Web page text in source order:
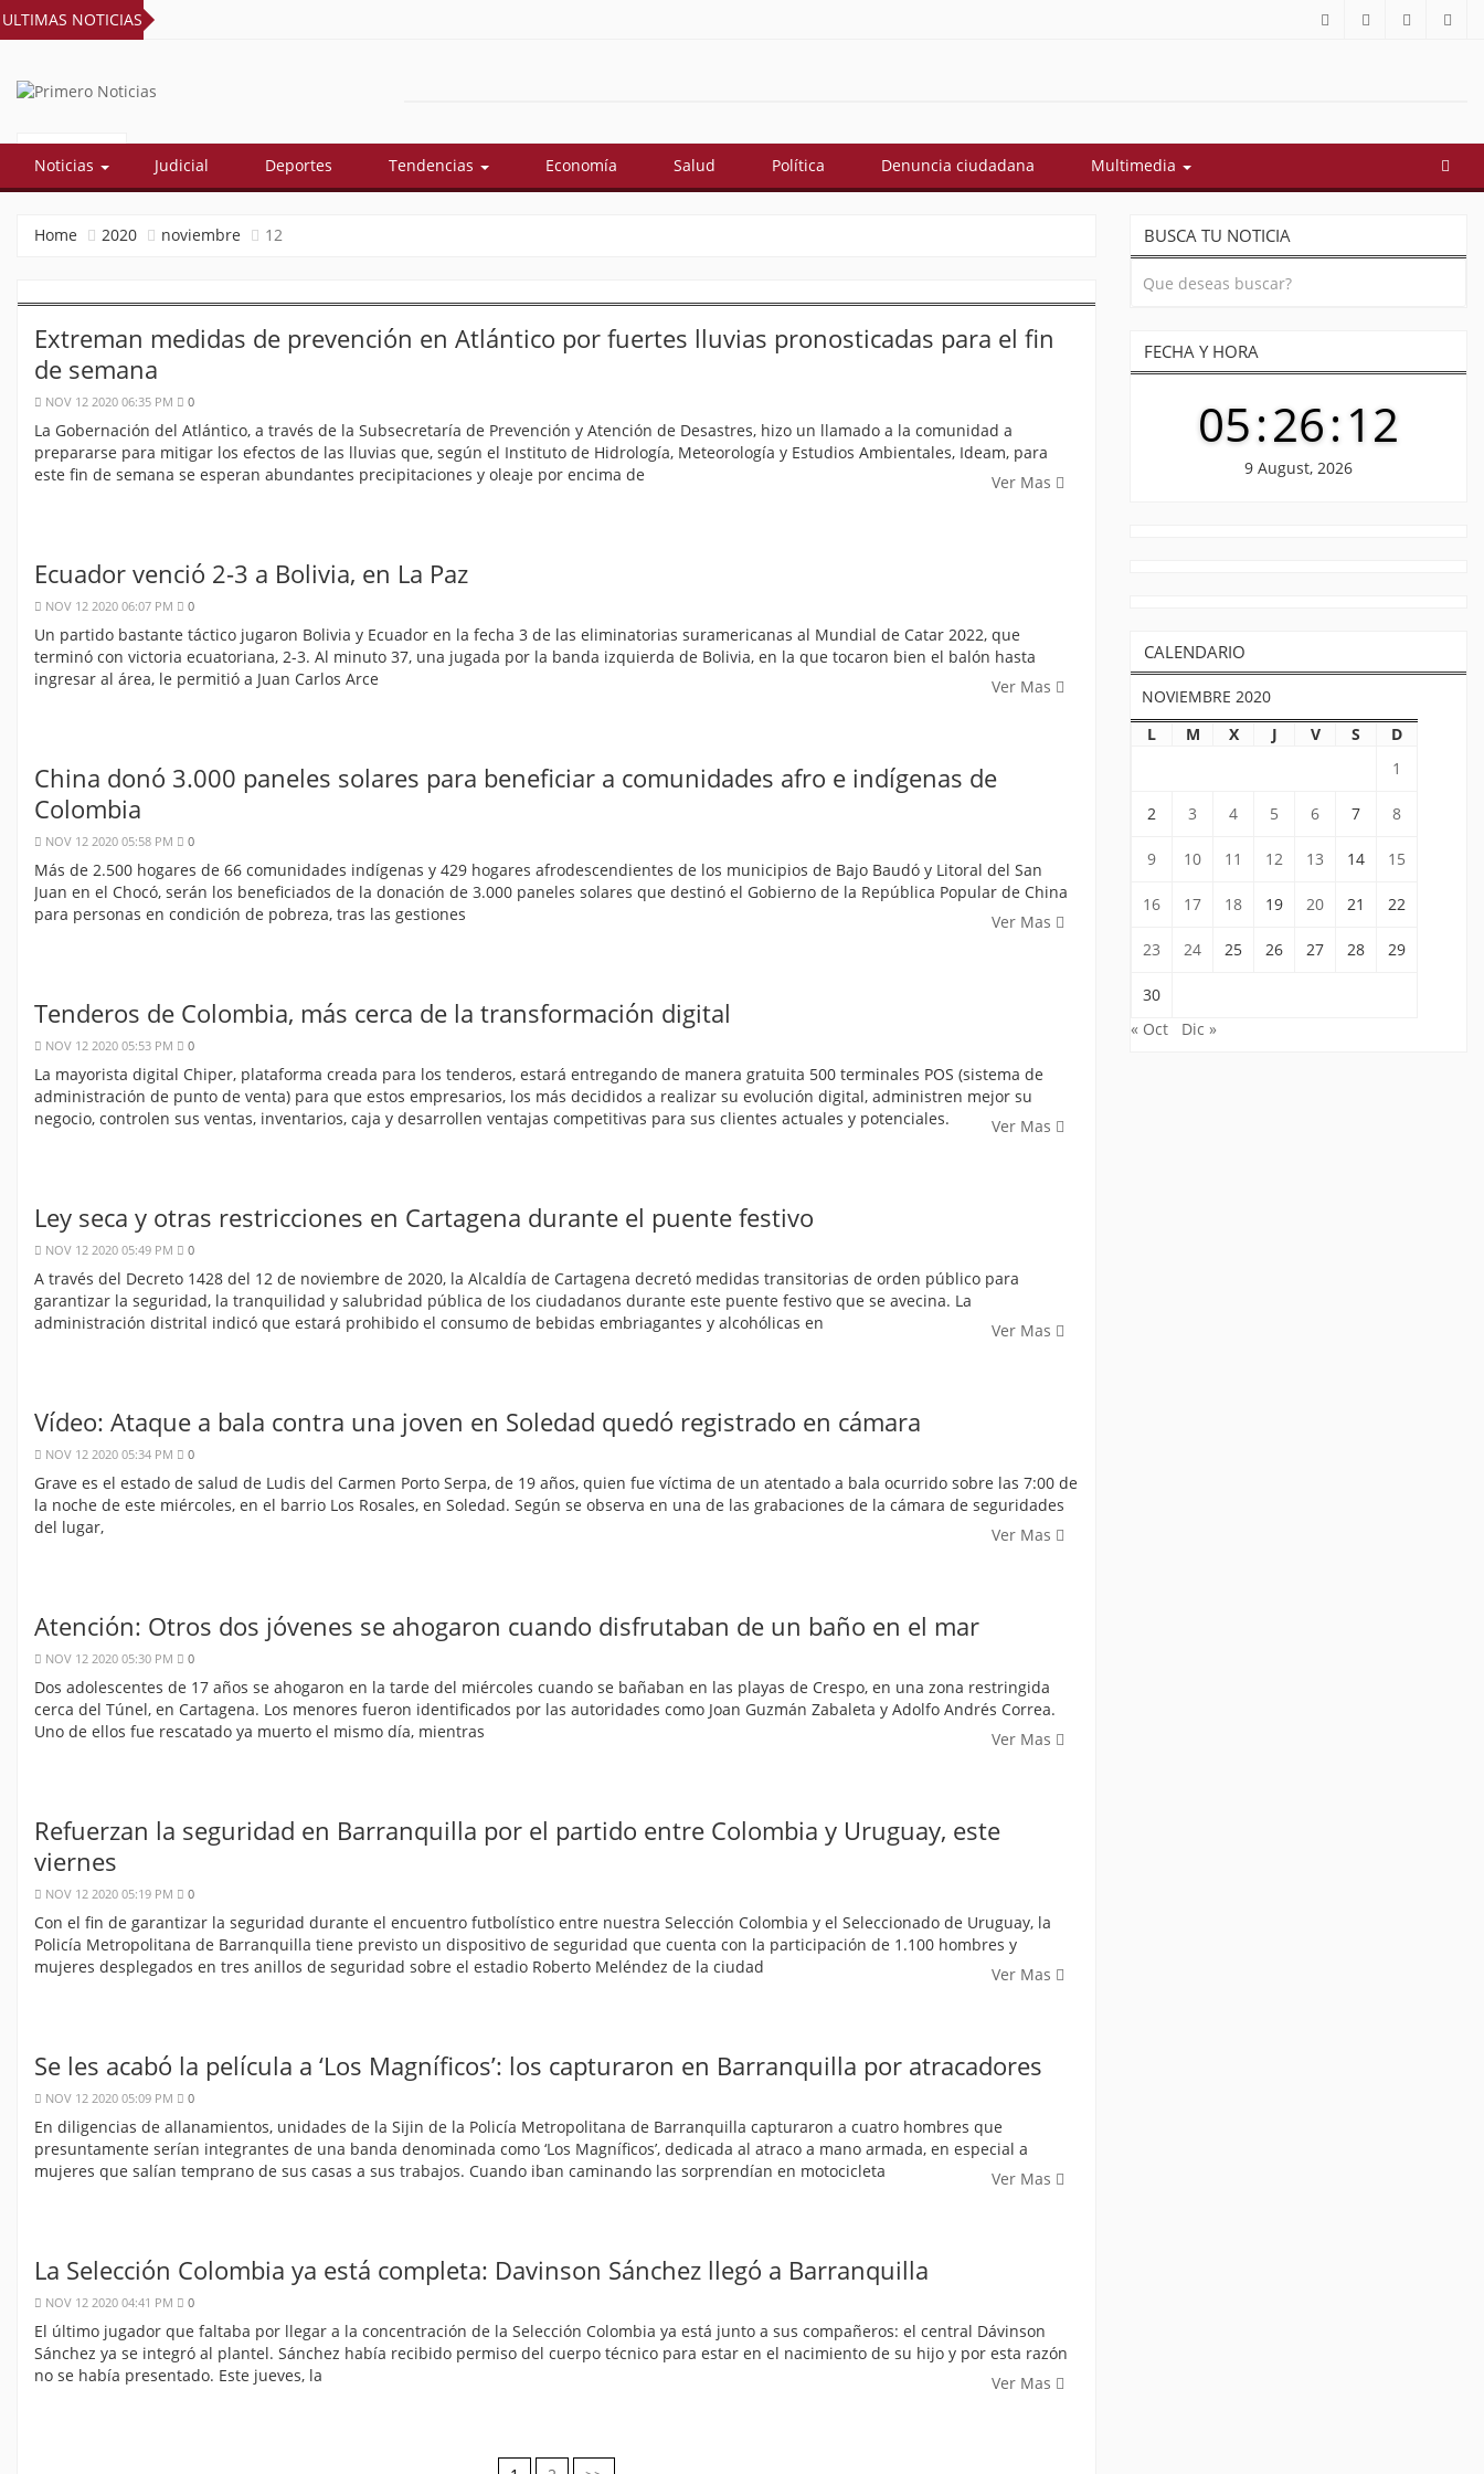
ULTIMAS NOTICIAS
NOTICIAS
Noticias Judicial Deportes Tendencias Economía Salud Política Denuncia ciudadana Multimedia
Home 2020 noviembre 12
Extreman medidas de prevención en Atlántico por fuertes lluvias pronosticadas para el fin
de semana
NOV 12 2020 06:35 PM 0
La Gobernación del Atlántico, a través de la Subsecretaría de Prevención y Atención de Desastres, hizo un llamado a la comunidad a
prepararse para mitigar los efectos de las lluvias que, según el Instituto de Hidrología, Meteorología y Estudios Ambientales, Ideam, para
este fin de semana se esperan abundantes precipitaciones y oleaje por encima de
Ver Mas
Ecuador venció 2-3 a Bolivia, en La Paz
NOV 12 2020 06:07 PM 0
Un partido bastante táctico jugaron Bolivia y Ecuador en la fecha 3 de las eliminatorias suramericanas al Mundial de Catar 2022, que
terminó con victoria ecuatoriana, 2-3. Al minuto 37, una jugada por la banda izquierda de Bolivia, en la que tocaron bien el balón hasta
ingresar al área, le permitió a Juan Carlos Arce
Ver Mas
China donó 3.000 paneles solares para beneficiar a comunidades afro e indígenas de
Colombia
NOV 12 2020 05:58 PM 0
Más de 2.500 hogares de 66 comunidades indígenas y 429 hogares afrodescendientes de los municipios de Bajo Baudó y Litoral del San
Juan en el Chocó, serán los beneficiados de la donación de 3.000 paneles solares que destinó el Gobierno de la República Popular de China
para personas en condición de pobreza, tras las gestiones
Ver Mas
Tenderos de Colombia, más cerca de la transformación digital
NOV 12 2020 05:53 PM 0
La mayorista digital Chiper, plataforma creada para los tenderos, estará entregando de manera gratuita 500 terminales POS (sistema de
administración de punto de venta) para que estos empresarios, los más decididos a realizar su evolución digital, administren mejor su
negocio, controlen sus ventas, inventarios, caja y desarrollen ventajas competitivas para sus clientes actuales y potenciales.
Ver Mas
Ley seca y otras restricciones en Cartagena durante el puente festivo
NOV 12 2020 05:49 PM 0
A través del Decreto 1428 del 12 de noviembre de 2020, la Alcaldía de Cartagena decretó medidas transitorias de orden público para
garantizar la seguridad, la tranquilidad y salubridad pública de los ciudadanos durante este puente festivo que se avecina. La
administración distrital indicó que estará prohibido el consumo de bebidas embriagantes y alcohólicas en
Ver Mas
Vídeo: Ataque a bala contra una joven en Soledad quedó registrado en cámara
NOV 12 2020 05:34 PM 0
Grave es el estado de salud de Ludis del Carmen Porto Serpa, de 19 años, quien fue víctima de un atentado a bala ocurrido sobre las 7:00 de
la noche de este miércoles, en el barrio Los Rosales, en Soledad. Según se observa en una de las grabaciones de la cámara de seguridades
del lugar,
Ver Mas
Atención: Otros dos jóvenes se ahogaron cuando disfrutaban de un baño en el mar
NOV 12 2020 05:30 PM 0
Dos adolescentes de 17 años se ahogaron en la tarde del miércoles cuando se bañaban en las playas de Crespo, en una zona restringida
cerca del Túnel, en Cartagena. Los menores fueron identificados por las autoridades como Joan Guzmán Zabaleta y Adolfo Andrés Correa.
Uno de ellos fue rescatado ya muerto el mismo día, mientras
Ver Mas
Refuerzan la seguridad en Barranquilla por el partido entre Colombia y Uruguay, este
viernes
NOV 12 2020 05:19 PM 0
Con el fin de garantizar la seguridad durante el encuentro futbolístico entre nuestra Selección Colombia y el Seleccionado de Uruguay, la
Policía Metropolitana de Barranquilla tiene previsto un dispositivo de seguridad que cuenta con la participación de 1.100 hombres y
mujeres desplegados en tres anillos de seguridad sobre el estadio Roberto Meléndez de la ciudad
Ver Mas
Se les acabó la película a ‘Los Magníficos’: los capturaron en Barranquilla por atracadores
NOV 12 2020 05:09 PM 0
En diligencias de allanamientos, unidades de la Sijin de la Policía Metropolitana de Barranquilla capturaron a cuatro hombres que
presuntamente serían integrantes de una banda denominada como ‘Los Magníficos’, dedicada al atraco a mano armada, en especial a
mujeres que salían temprano de sus casas a sus trabajos. Cuando iban caminando las sorprendían en motocicleta
Ver Mas
La Selección Colombia ya está completa: Davinson Sánchez llegó a Barranquilla
NOV 12 2020 04:41 PM 0
El último jugador que faltaba por llegar a la concentración de la Selección Colombia ya está junto a sus compañeros: el central Dávinson
Sánchez ya se integró al plantel. Sánchez había recibido permiso del cuerpo técnico para estar en el nacimiento de su hijo y por esta razón
no se había presentado. Este jueves, la
Ver Mas
BUSCA TU NOTICIA
FECHA Y HORA
05:26:12
9 August, 2026
CALENDARIO
NOVIEMBRE 2020
L
M X J V S
D
1
2 3 4 5 6 7 8
9 10 11 12 13 14 15
16 17 18 19 20 21 22
23 24 25 26 27 28 29
30
« Oct
Dic »